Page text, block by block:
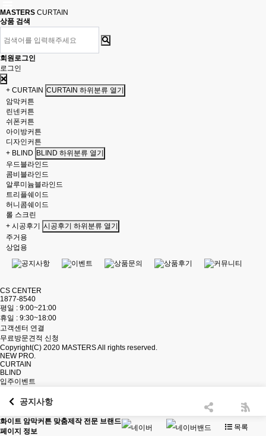
MASTERS CURTAIN
상품 검색
회원로그인
로그인
+ CURTAIN CURTAIN 하위분류 열기
암막커튼
린넨커튼
쉬폰커튼
아이방커튼
디자인커튼
+ BLIND BLIND 하위분류 열기
우드블라인드
콤비블라인드
알루미늄블라인드
트리플쉐이드
허니콤쉐이드
롤 스크린
+ 시공후기 시공후기 하위분류 열기
주거용
상업용
CS CENTER
1877-8540
평일 : 9:00~21:00
휴일 : 9:30~18:00
고객센터 연결
무료방문견적 신청
Copyright(C) 2020 MASTERSAll rights reserved.
NEW PRO.
CURTAIN
BLIND
입주이벤트
공지사항
목록
화이트 암막커튼 맞춤제작 전문 브랜드
페이지 정보